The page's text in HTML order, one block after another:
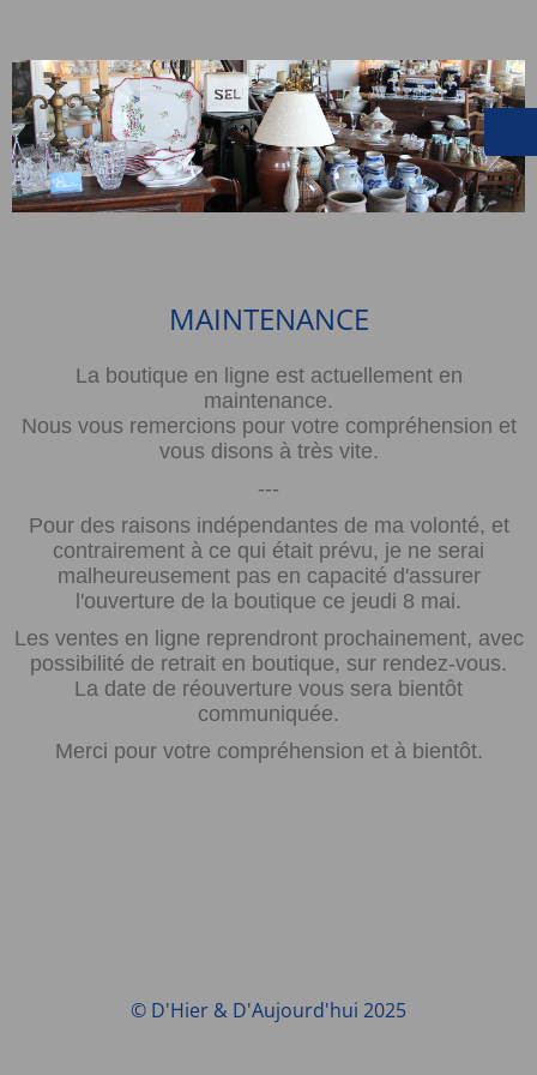
MAINTENANCE
La boutique en ligne est actuellement en
maintenance.
Nous vous remercions pour votre compréhension et
vous disons à très vite.
---
Pour des raisons indépendantes de ma volonté, et
contrairement à ce qui était prévu, je ne serai
malheureusement pas en capacité d'assurer
l'ouverture de la boutique ce jeudi 8 mai.
Les ventes en ligne reprendront prochainement, avec
possibilité de retrait en boutique, sur rendez-vous.
La date de réouverture vous sera bientôt
communiquée.
Merci pour votre compréhension et à bientôt.
© D'Hier & D'Aujourd'hui 2025